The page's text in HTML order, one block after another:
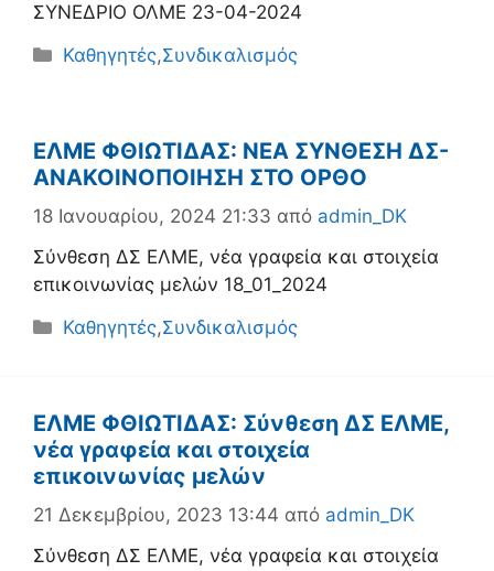
ΣΥΝΕΔΡΙΟ ΟΛΜΕ 23-04-2024
Κατηγορίες
Καθηγητές,Συνδικαλισμός
ΕΛΜΕ ΦΘΙΩΤΙΔΑΣ: ΝΕΑ ΣΥΝΘΕΣΗ ΔΣ-
ΑΝΑΚΟΙΝΟΠΟΙΗΣΗ ΣΤΟ ΟΡΘΟ
18 Ιανουαρίου, 2024 21:33 από admin_DK
Σύνθεση ΔΣ ΕΛΜΕ, νέα γραφεία και στοιχεία
επικοινωνίας μελών 18_01_2024
Κατηγορίες
Καθηγητές,Συνδικαλισμός
ΕΛΜΕ ΦΘΙΩΤΙΔΑΣ: Σύνθεση ΔΣ ΕΛΜΕ,
νέα γραφεία και στοιχεία
επικοινωνίας μελών
21 Δεκεμβρίου, 2023 13:44 από admin_DK
Σύνθεση ΔΣ ΕΛΜΕ, νέα γραφεία και στοιχεία